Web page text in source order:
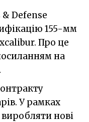
155-мм
Про це
на
У рамках
нові